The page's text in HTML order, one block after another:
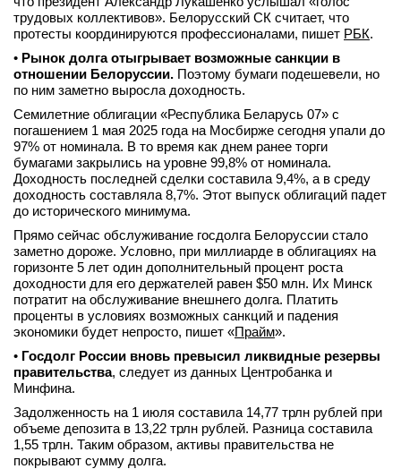
трудовых коллективов». Белорусский СК считает, что
протесты координируются профессионалами, пишет РБК.
• Рынок долга отыгрывает возможные санкции в
отношении Белоруссии. Поэтому бумаги подешевели, но
по ним заметно выросла доходность.
Семилетние облигации «Республика Беларусь 07» с
погашением 1 мая 2025 года на Мосбирже сегодня упали до
97% от номинала. В то время как днем ранее торги
бумагами закрылись на уровне 99,8% от номинала.
Доходность последней сделки составила 9,4%, а в среду
доходность составляла 8,7%. Этот выпуск облигаций падет
до исторического минимума.
Прямо сейчас обслуживание госдолга Белоруссии стало
заметно дороже. Условно, при миллиарде в облигациях на
горизонте 5 лет один дополнительный процент роста
доходности для его держателей равен $50 млн. Их Минск
потратит на обслуживание внешнего долга. Платить
проценты в условиях возможных санкций и падения
экономики будет непросто, пишет «Прайм».
• Госдолг России вновь превысил ликвидные резервы
правительства, следует из данных Центробанка и
Минфина.
Задолженность на 1 июля составила 14,77 трлн рублей при
объеме депозита в 13,22 трлн рублей. Разница составила
1,55 трлн. Таким образом, активы правительства не
покрывают сумму долга.